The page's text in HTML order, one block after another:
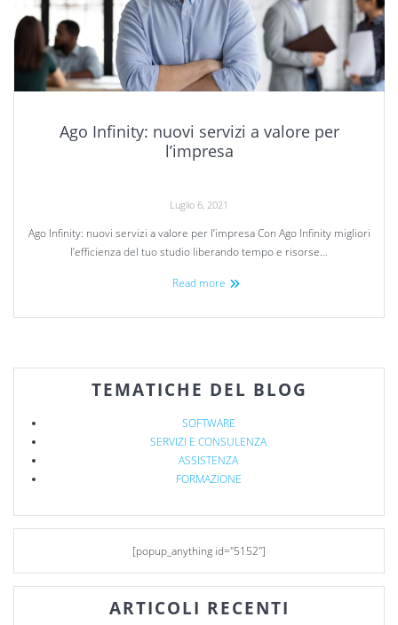
Ago Infinity: nuovi servizi a valore per
l’impresa
Luglio 6, 2021
Ago Infinity: nuovi servizi a valore per l’impresa Con Ago Infinity migliori
l’efficienza del tuo studio liberando tempo e risorse…
Read more
TEMATICHE DEL BLOG
SOFTWARE
SERVIZI E CONSULENZA
ASSISTENZA
FORMAZIONE
[popup_anything id="5152"]
ARTICOLI RECENTI